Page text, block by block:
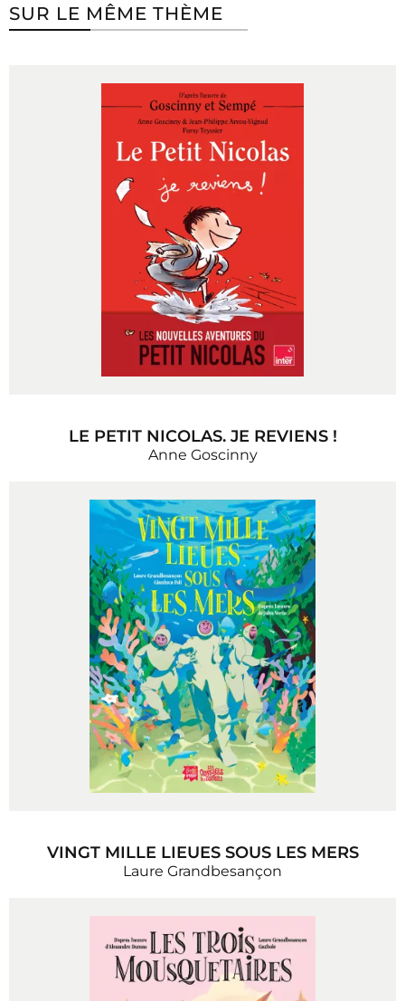
SUR LE MÊME THÈME
LE PETIT NICOLAS. JE REVIENS !
Anne Goscinny
VINGT MILLE LIEUES SOUS LES MERS
Laure Grandbesançon